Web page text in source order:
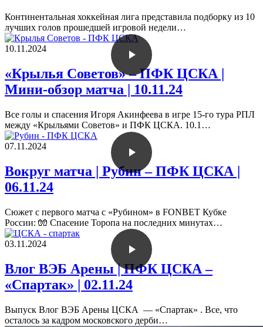
Континентальная хоккейная лига представила подборку из 10
лучших голов прошедшей игровой недели…
10.11.2024
«Крылья Советов» – ПФК ЦСКА |
Мини-обзор матча | 10.11.24
Все голы и спасения Игоря Акинфеева в игре 15-го тура РПЛ
между «Крыльями Советов» и ПФК ЦСКА. 10.1…
07.11.2024
Вокруг матча | Рубин – ПФК ЦСКА |
06.11.24
Сюжет с первого матча с «Рубином» в FONBET Кубке
России: 🧤 Спасение Торопа на последних минутах…
03.11.2024
Влог ВЭБ Арены | ПФК ЦСКА –
«Спартак» | 02.11.24
Выпуск Влог ВЭБ Арены ЦСКА — «Спартак» . Все, что
осталось за кадром московского дерби…